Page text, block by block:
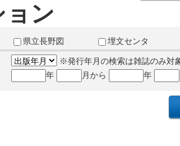
ョン
県立長野図
埋文センタ
※発行年月の検索は雑誌のみ対
年
月から 年